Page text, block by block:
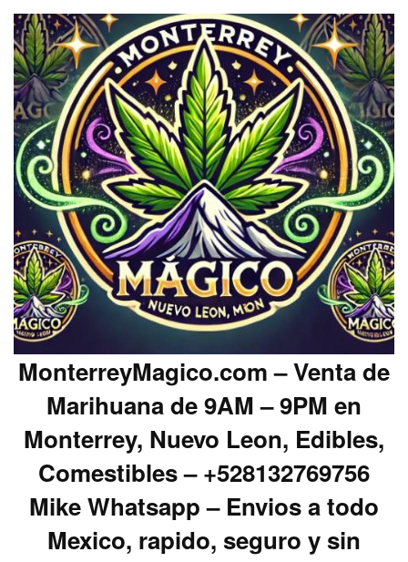
MonterreyMagico.com – Venta de
Marihuana de 9AM – 9PM en
Monterrey, Nuevo Leon, Edibles,
Comestibles – +528132769756
Mike Whatsapp – Envios a todo
Mexico, rapido, seguro y sin